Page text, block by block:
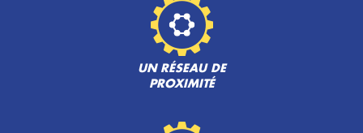
UN RÉSEAU DE
PROXIMITÉ